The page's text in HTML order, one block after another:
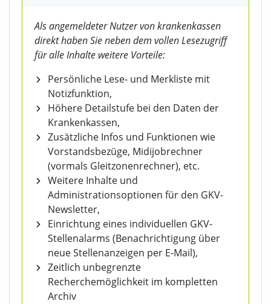
Als angemeldeter Nutzer von krankenkassen
direkt haben Sie neben dem vollen Lesezugriff
für alle Inhalte weitere Vorteile:
Persönliche Lese- und Merkliste mit
Notizfunktion,
Höhere Detailstufe bei den Daten der
Krankenkassen,
Zusätzliche Infos und Funktionen wie
Vorstandsbezüge, Midijobrechner
(vormals Gleitzonenrechner), etc.
Weitere Inhalte und
Administrationsoptionen für den GKV-
Newsletter,
Einrichtung eines individuellen GKV-
Stellenalarms (Benachrichtigung über
neue Stellenanzeigen per E-Mail),
Zeitlich unbegrenzte
Recherchemöglichkeit im kompletten
Archiv